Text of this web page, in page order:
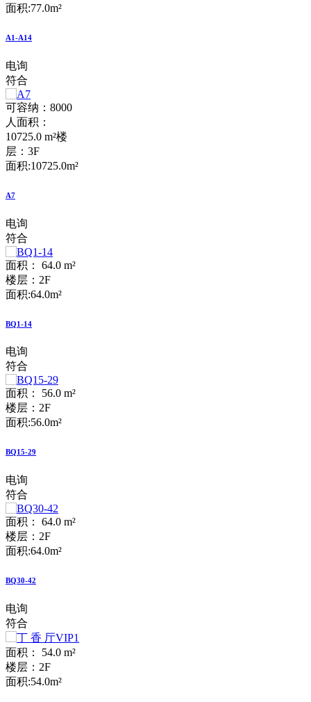
面积:77.0m²
A1-A14
电询
符合
可容纳：8000
人 面积：
10725.0 m²楼
层：3F
面积:10725.0m²
A7
电询
符合
面积： 64.0 m²
楼层：2F
面积:64.0m²
BQ1-14
电询
符合
面积： 56.0 m²
楼层：2F
面积:56.0m²
BQ15-29
电询
符合
面积： 64.0 m²
楼层：2F
面积:64.0m²
BQ30-42
电询
符合
面积： 54.0 m²
楼层：2F
面积:54.0m²